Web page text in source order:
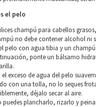
el pelo
champú para cabellos
no debe contener alcohol ni
pelo con agua tibia y un
ponte un bálsamo
el exceso de agua del pelo
con una tolla, no lo seques
déjalo secar al aire.
puedes plancharlo, rizarlo y